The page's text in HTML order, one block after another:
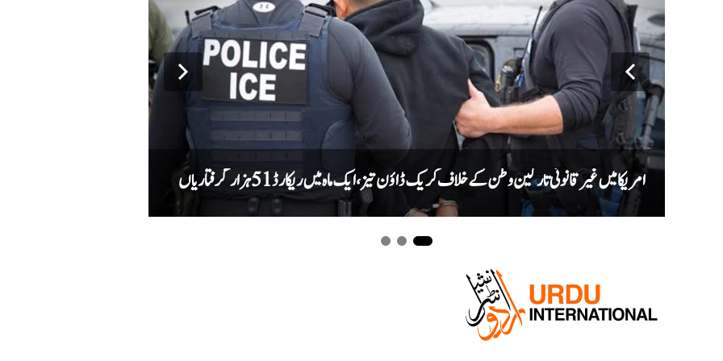
امریکا میں غیر قانونی تارکین وطن کے خلاف کریک ڈاؤن تیز، ایک ماہ میں ریکارڈ 51 ہزار گرفتاریاں